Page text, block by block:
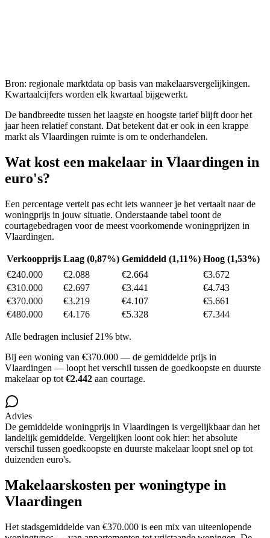
Bron: regionale marktdata op basis van makelaarsvergelijkingen.
Kwartaalcijfers worden elk kwartaal bijgewerkt.
De bandbreedte tussen het laagste en hoogste tarief blijft door het
jaar heen relatief constant. Dat betekent dat er ook in een krappe
markt als Vlaardingen ruimte is om te onderhandelen.
Wat kost een makelaar in Vlaardingen in
euro's?
Een percentage vertelt pas echt iets wanneer je het vertaalt naar de
woningprijs in jouw situatie. Onderstaande tabel toont de
courtagebedragen voor de meest voorkomende woningprijzen in
Vlaardingen.
Verkoopprijs Laag (0,87%) Gemiddeld (1,11%) Hoog (1,53%)
€240.000
€2.088 €2.664
€3.672
€310.000
€2.697 €3.441
€4.743
€370.000
€3.219 €4.107
€5.661
€480.000
€4.176 €5.328 €7.344
Alle bedragen inclusief 21% btw.
Bij een woning van €370.000 — de gemiddelde prijs in
Vlaardingen — loopt het verschil tussen de goedkoopste en duurste
makelaar op tot €2.442 aan courtage.
Advies
De gemiddelde woningprijs in Vlaardingen is vergelijkbaardan het
landelijk gemiddelde. Vergelijken loont ook hier: het absolute
verschil tussen goedkoopste en duurste makelaar loopt snel op tot
duizenden euro's.
Makelaarskosten per woningtype in
Vlaardingen
Het stadsgemiddelde van €370.000 is een mix van uiteenlopende